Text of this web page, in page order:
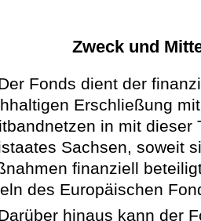
Zweck und
Fonds dient der
Erschließung
in mit dieser
Sachsen, soweit
finanziell
des Europäischen
hinaus kann der